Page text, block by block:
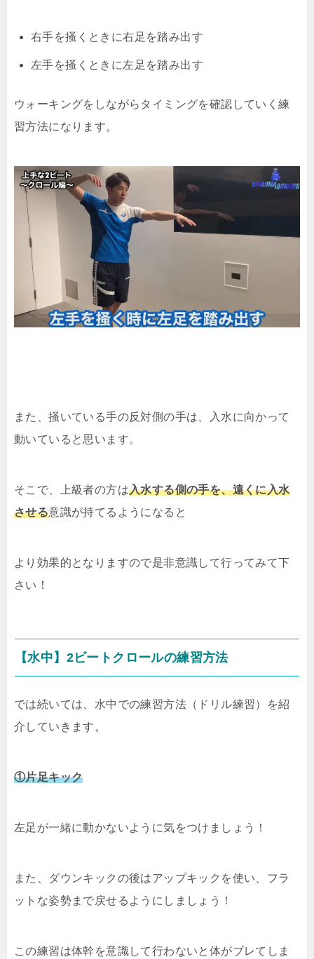
右手を掻くときに右足を踏み出す
左手を掻くときに左足を踏み出す
ウォーキングをしながらタイミングを確認していく練
習方法になります。
また、掻いている手の反対側の手は、入水に向かって
動いていると思います。
そこで、上級者の方は入水する側の手を、遠くに入水
させる意識が持てるようになると
より効果的となりますので是非意識して行ってみて下
さい！
【水中】2ビートクロールの練習方法
では続いては、水中での練習方法（ドリル練習）を紹
介していきます。
①片足キック
左足が一緒に動かないように気をつけましょう！
また、ダウンキックの後はアップキックを使い、フラ
ットな姿勢まで戻せるようにしましょう！
この練習は体幹を意識して行わないと体がブレてしま